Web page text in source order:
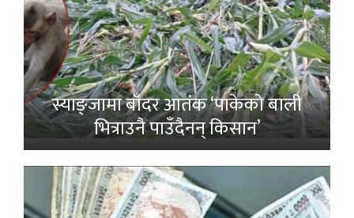
स्याङ्जामा बाँदर आतंक ‘पाकेको बाली
भित्राउनै पाउँदैनन् किसान’